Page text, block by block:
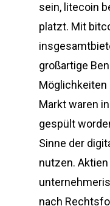
sein, litecoin
platzt. Mit
großartige
Möglichkeiten
Markt waren
gespült
Sinne der
nutzen.
nach